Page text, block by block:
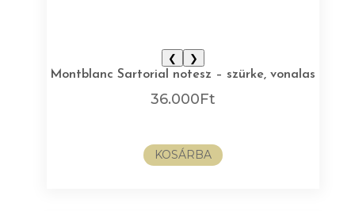
❮
❯
Montblanc Sartorial notesz – szürke, vonalas
36.000Ft
KOSÁRBA